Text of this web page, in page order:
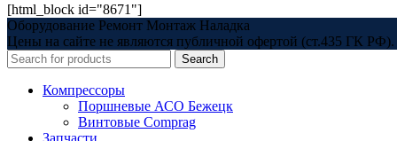
[html_block id="8671"]
Оборудование Ремонт Монтаж Наладка
Цены на сайте не являются публичной офертой (ст.435 ГК РФ).
Search
Компрессоры
Поршневые АСО Бежецк
Винтовые Comprag
Запчасти